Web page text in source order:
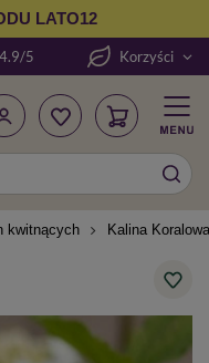
LATO12
5 Korzyści
kwitnących Kalina